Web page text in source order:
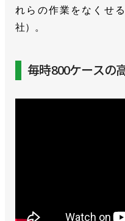
れらの作業をなくせ
社）。
毎時800ケースの